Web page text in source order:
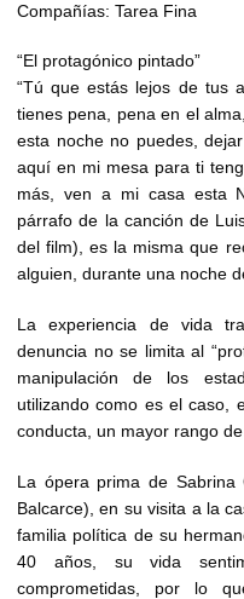
Compañías: Tarea Fina
“El protagónico pintado”
“Tú que estás lejos de tus
tienes pena, pena en el
esta noche no puedes,
aquí en mi mesa para ti
más, ven a mi casa esta
párrafo de la canción de
del film), es la misma que
alguien, durante una noche
La experiencia de vida
denuncia no se limita al
manipulación de los
utilizando como es el caso,
conducta, un mayor rango de
La ópera prima de Sabrina
Balcarce), en su visita a la
familia política de su
40 años, su vida
comprometidas, por lo